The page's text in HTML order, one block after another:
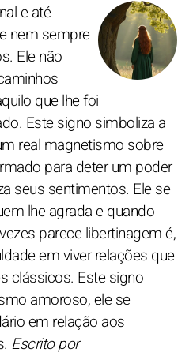
e até
nem sempre
Ele não
que lhe foi
Este signo simboliza a
real magnetismo sobre
para deter um poder
seus sentimentos. Ele se
lhe agrada e quando
parece libertinagem é,
em viver relações que
clássicos. Este signo
amoroso, ele se
em relação aos
Escrito por